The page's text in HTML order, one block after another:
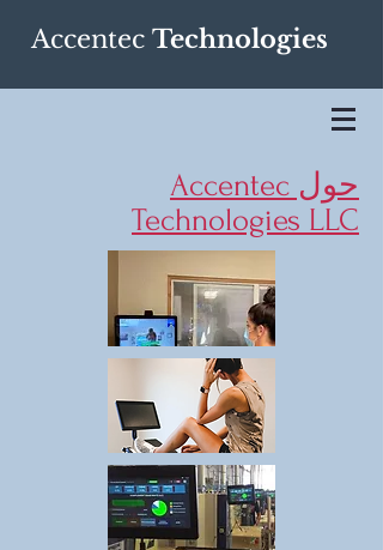
Accentec Technologies
حول Accentec
Technologies LLC